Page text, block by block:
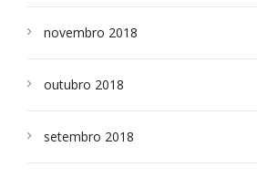
novembro 2018
outubro 2018
setembro 2018